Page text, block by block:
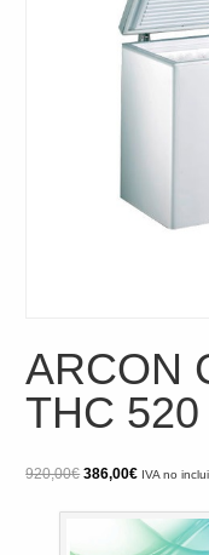
ARCON
THC 520
920,00€ El
386,00€El
actual
es:
IVA no